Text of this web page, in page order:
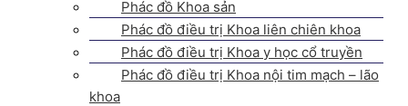
Phác đồ Khoa sản
Phác đồ điều trị Khoa liên chiên khoa
Phác đồ điều trị Khoa y học cổ truyền
Phác đồ điều trị Khoa nội tim mạch – lão
khoa